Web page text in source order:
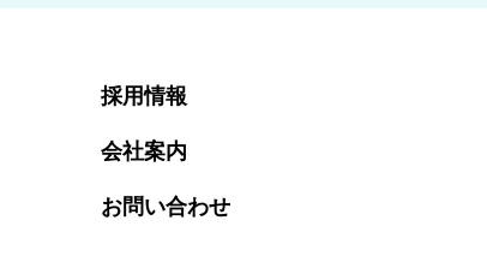
採用情報
会社案内
お問い合わせ